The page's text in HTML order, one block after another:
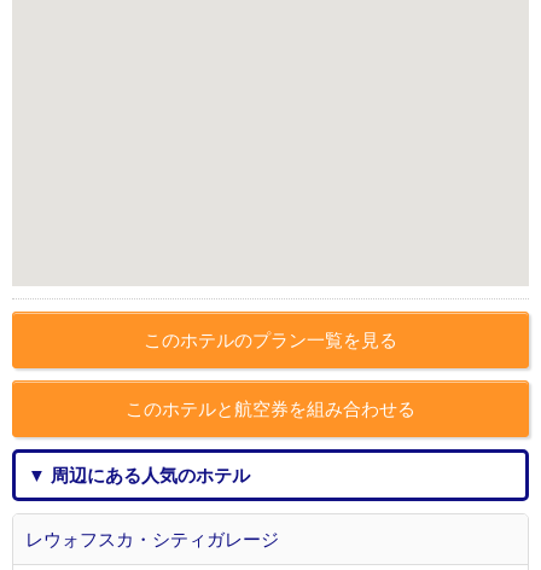
このホテルのプラン一覧を見る
このホテルと航空券を組み合わせる
▼ 周辺にある人気のホテル
レウォフスカ・シティガレージ